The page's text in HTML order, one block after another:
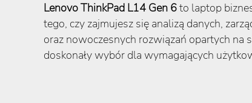
Lenovo ThinkPad L14 Gen 6to laptop
tego, czy zajmujesz się analizą danych,
oraz nowoczesnych rozwiązań opartych
doskonały wybór dla wymagających